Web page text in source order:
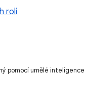
rolí
umělé